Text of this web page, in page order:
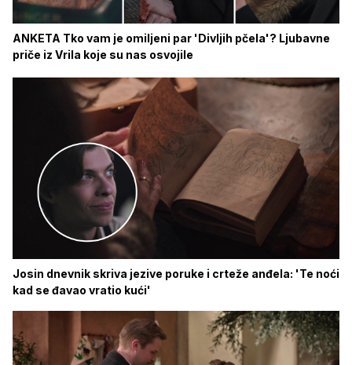
ANKETA Tko vam je omiljeni par 'Divljih pčela'? Ljubavne
priče iz Vrila koje su nas osvojile
Josin dnevnik skriva jezive poruke i crteže anđela: 'Te noći
kad se đavao vratio kući'